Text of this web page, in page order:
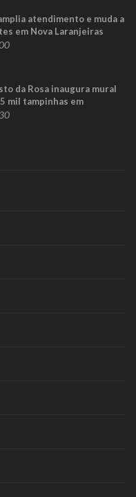
atendimento e muda a
em Nova Laranjeiras
da Rosa inaugura mural
mil tampinhas em